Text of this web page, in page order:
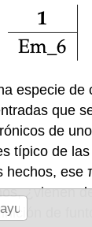
especie de
que
de
típico de
hechos, ese
¿vienen
de